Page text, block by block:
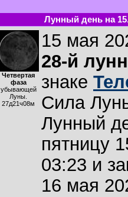
Лунный день на
Четвертая
фаза
убывающей
Луны.
27д21ч08м
15 мая
28-й
знаке
Сила
Лунный
пятницу
03:23 и
16 мая